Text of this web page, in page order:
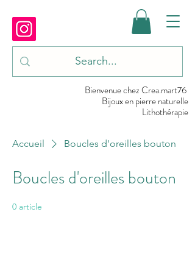
Bienvenue chez Crea.mart76
Bijoux en pierre naturelle
Lithothérapie
Accueil Boucles d'oreilles bouton
Boucles d'oreilles bouton
0 article